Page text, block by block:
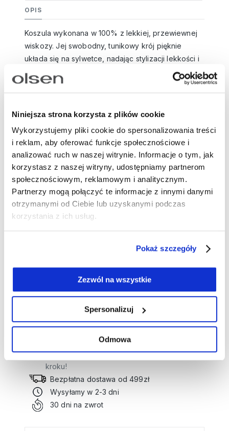
Niniejsza strona korzysta z plików cookie
Wykorzystujemy pliki cookie do spersonalizowania treści
i reklam, aby oferować funkcje społecznościowe i
analizować ruch w naszej witrynie. Informacje o tym, jak
korzystasz z naszej witryny, udostępniamy partnerom
społecznościowym, reklamowym i analitycznym.
Partnerzy mogą połączyć te informacje z innymi danymi
otrzymanymi od Ciebie lub uzyskanymi podczas
korzystania z ich usług.
Pokaż szczegóły
Zezwól na wszystkie
Spersonalizuj
Odmowa
OPIS
Koszula wykonana w 100% z lekkiej, przewiewnej
wiskozy. Jej swobodny, tunikowy krój pięknie
układa się na sylwetce, nadając stylizacji lekkości i
kobiecego wdzięku. Model wyróżnia się
nowoczesnym geometrycznym wzorem w
klasycznego kołnierzyka – dekolt w kształcie litery
elegancji. Zapięcie na guziki pozwala na regulację
głębokości dekoltu według własnych preferencji.
Długie rękawy zakończone mankietem z zapięciem
na guziki można podwinąć, co czyni koszulę
niezwykle praktycznym wyborem zarówno do
eleganckich, jak i bardziej casualowych stylizacji.
Świetnie komponuje się zarówno z jasnymi, jak i
codziennych po bardziej eleganckie.
Długość: 66 cm
Skład: 100% wiskoza
Numer artykułu:12001954
Potrzebujesz wsparcia przy tworzeniu
Kliknij tutaj, a poprowadzimy Cię krok po
kroku!
Bezpłatna dostawa od 499zł
Wysyłamy w 2-3 dni
30 dni na zwrot